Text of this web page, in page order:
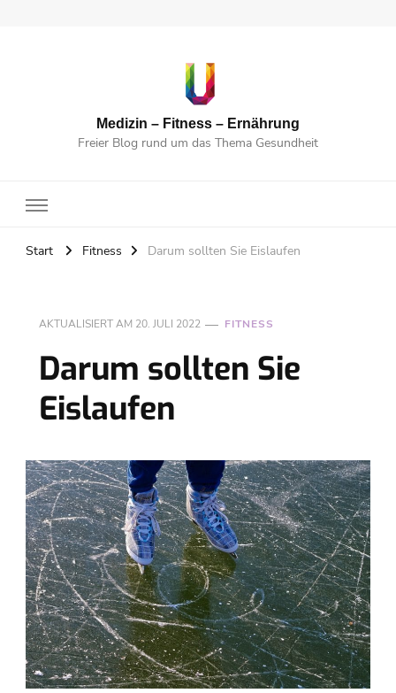
Medizin – Fitness – Ernährung
Freier Blog rund um das Thema Gesundheit
Start Fitness Darum sollten Sie Eislaufen
AKTUALISIERT AM 20. JULI 2022 FITNESS
Darum sollten Sie
Eislaufen